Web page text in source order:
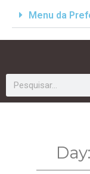
Menu da